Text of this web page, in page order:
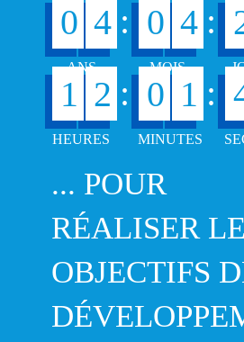
0 4 : 0 4 :
1 2 : 0 1 :
... POUR
RÉALISER
OBJECTIFS